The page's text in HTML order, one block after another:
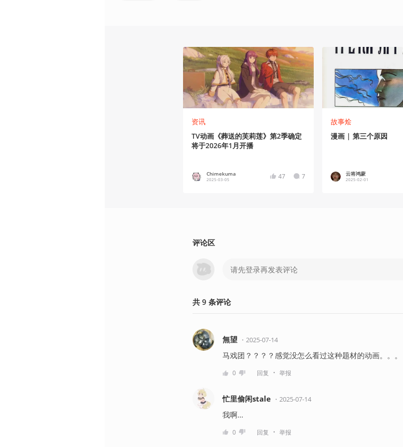
资讯
TV动画《葬送的芙莉莲》第2季确定
将于2026年1月开播
Chimekuma
2025-03-05 47 7
故事烩
漫画 | 第三个原因
云将鸿蒙
2025-02-01
评论区
共 9 条评论
無望 ・ 2025-07-14
马戏团？？？？感觉没怎么看过这种题材的动画。。。
0 回复 ・ 举报
忙里偷闲stale ・ 2025-07-14
我啊…
0 回复 ・ 举报